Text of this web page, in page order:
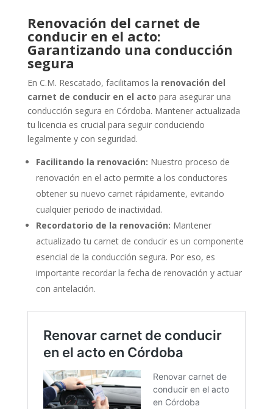
Renovación del carnet de
conducir en el acto:
Garantizando una conducción
segura
En C.M. Rescatado, facilitamos la renovación del
carnet de conducir en el acto para asegurar una
conducción segura en Córdoba. Mantener actualizada
tu licencia es crucial para seguir conduciendo
legalmente y con seguridad.
Facilitando la renovación: Nuestro proceso de
renovación en el acto permite a los conductores
obtener su nuevo carnet rápidamente, evitando
cualquier periodo de inactividad.
Recordatorio de la renovación: Mantener
actualizado tu carnet de conducir es un componente
esencial de la conducción segura. Por eso, es
importante recordar la fecha de renovación y actuar
con antelación.